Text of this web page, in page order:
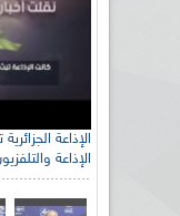
الإذاعة